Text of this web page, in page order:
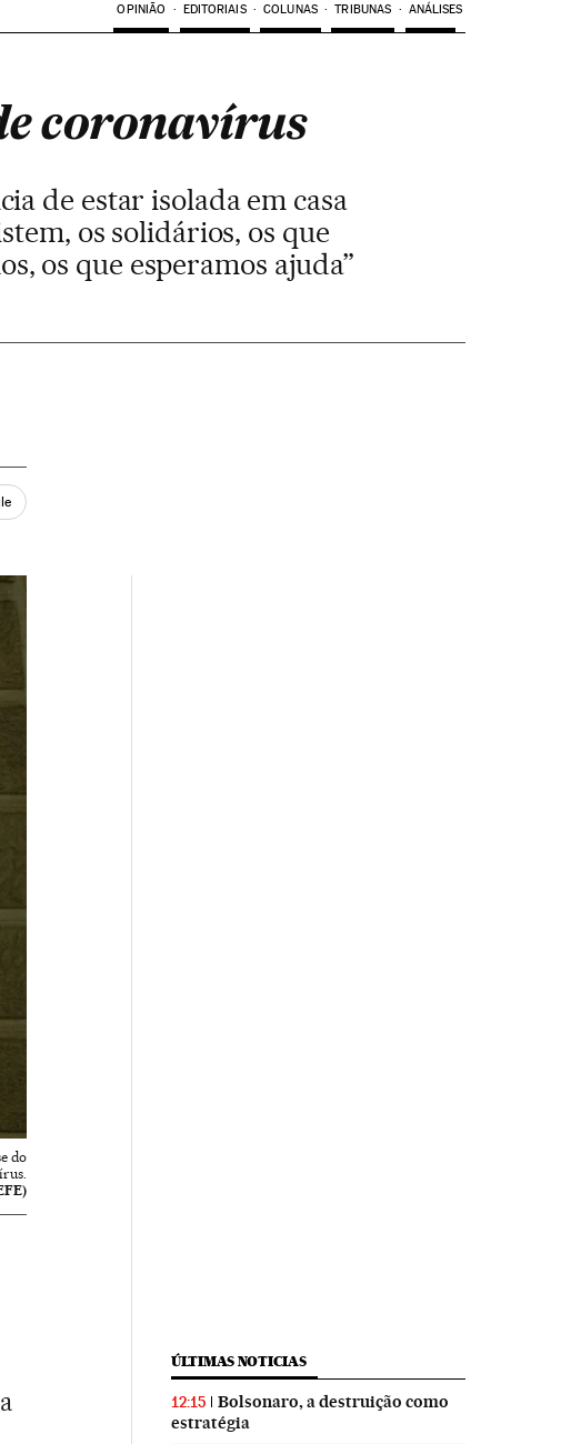
OPINIÃO EDITORIAIS COLUNAS TRIBUNAS ANÁLISES
coronavírus
de estar isolada em casa
os solidários, os que
os que esperamos ajuda”
do
ÚLTIMAS NOTICIAS
12:15
Bolsonaro, a destruição como
estratégia